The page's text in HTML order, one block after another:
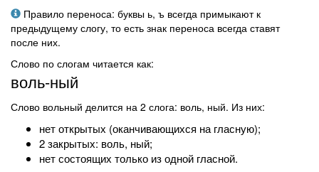
Правило переноса: буквы ь, ъ всегда примыкают к
предыдущему слогу, то есть знак переноса всегда ставят
после них.
Слово по слогам читается как:
воль-ный
Слово вольный делится на 2 слога: воль, ный. Из них:
нет открытых (оканчивающихся на гласную);
2 закрытых: воль, ный;
нет состоящих только из одной гласной.